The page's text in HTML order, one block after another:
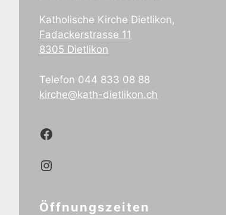
Katholische Kirche Dietlikon,
Fadackerstrasse 11
8305 Dietlikon
Telefon 044 833 08 88
kirche@kath-dietlikon.ch
Kath.Dietlikon Facebook
Kath.Dietlikon Instagram
Öffnungszeiten